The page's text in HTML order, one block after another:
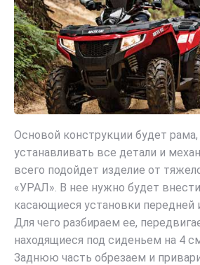
Основой конструкции будет
устанавливать все детали и
всего подойдет изделие от
«УРАЛ». В нее нужно будет
касающиеся установки передней
Для чего разбираем ее,
находящиеся под сиденьем на 4
Заднюю часть обрезаем и